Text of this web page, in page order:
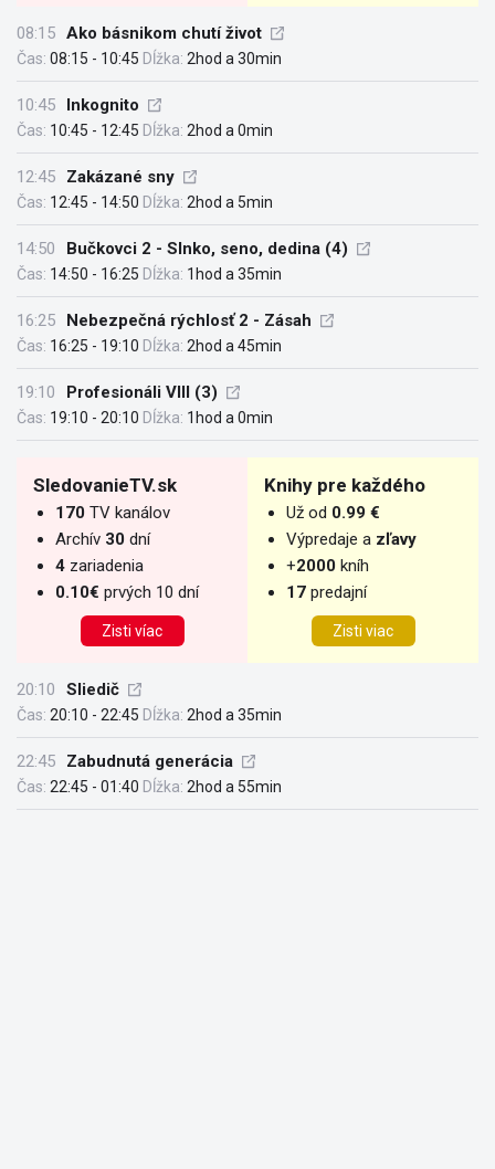
08:15 Ako básnikom chutí život
Čas: 08:15 - 10:45 Dĺžka: 2hod a 30min
10:45 Inkognito
Čas: 10:45 - 12:45 Dĺžka: 2hod a 0min
12:45 Zakázané sny
Čas: 12:45 - 14:50 Dĺžka: 2hod a 5min
14:50 Bučkovci 2 - Slnko, seno, dedina (4)
Čas: 14:50 - 16:25 Dĺžka: 1hod a 35min
16:25 Nebezpečná rýchlosť 2 - Zásah
Čas: 16:25 - 19:10 Dĺžka: 2hod a 45min
19:10 Profesionáli VIII (3)
Čas: 19:10 - 20:10 Dĺžka: 1hod a 0min
SledovanieTV.sk
170 TV kanálov
Archív 30 dní
4 zariadenia
0.10€ prvých 10 dní
Zisti víac
Knihy pre každého
Už od 0.99 €
Výpredaje a zľavy
+2000 kníh
17 predajní
Zisti viac
20:10 Sliedič
Čas: 20:10 - 22:45 Dĺžka: 2hod a 35min
22:45 Zabudnutá generácia
Čas: 22:45 - 01:40 Dĺžka: 2hod a 55min